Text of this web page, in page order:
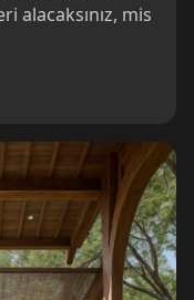
alacaksınız, mis